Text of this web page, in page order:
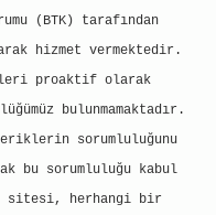
(BTK) tarafından
hizmet vermektedir.
proaktif olarak
bulunmamaktadır.
sorumluluğunu
bu sorumluluğu kabul
sitesi, herhangi bir